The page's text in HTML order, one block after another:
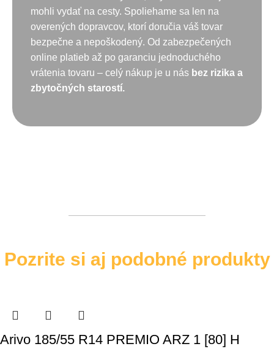
mohli vydať na cesty. Spoliehame sa len na
overených dopravcov, ktorí doručia váš tovar
bezpečne a nepoškodený. Od zabezpečených
online platieb až po garanciu jednoduchého
vrátenia tovaru – celý nákup je u nás bez rizika a
zbytočných starostí.
Pozrite si aj podobné produkty
Arivo 185/55 R14 PREMIO ARZ 1 [80] H